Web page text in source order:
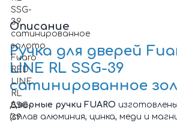
Описание
Ручка для дверей
LINE RL SSG-39
сатинированное
Дверные ручки FUARO
(сплав алюминия, цинка, меди и